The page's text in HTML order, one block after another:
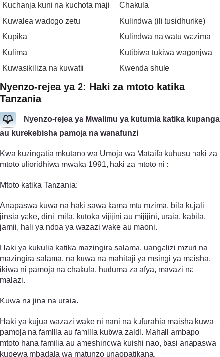
Kuchanja kuni na kuchota maji
Chakula
Kuwalea wadogo zetu
Kulindwa (ili tusidhurike)
Kupika
Kulindwa na watu wazima
Kulima
Kutibiwa tukiwa wagonjwa
Kuwasikiliza na kuwatii
Kwenda shule
Nyenzo-rejea ya 2: Haki za mtoto katika
Tanzania
Nyenzo-rejea ya Mwalimu ya kutumia katika kupanga
au kurekebisha pamoja na wanafunzi
Kwa kuzingatia mkutano wa Umoja wa Mataifa kuhusu haki za
mtoto ulioridhiwa mwaka 1991, haki za mtoto ni :
Mtoto katika Tanzania:
Anapaswa kuwa na haki sawa kama mtu mzima, bila kujali
jinsia yake, dini, mila, kutoka vijijini au mijijini, uraia, kabila,
jamii, hali ya ndoa ya wazazi wake au maoni.
Haki ya kukulia katika mazingira salama, uangalizi mzuri na
mazingira salama, na kuwa na mahitaji ya msingi ya maisha,
ikiwa ni pamoja na chakula, huduma za afya, mavazi na
malazi.
Kuwa na jina na uraia.
Haki ya kujua wazazi wake ni nani na kufurahia maisha kuwa
pamoja na familia au familia kubwa zaidi. Mahali ambapo
mtoto hana familia au ameshindwa kuishi nao, basi anapaswa
kupewa mbadala wa matunzo unaopatikana.